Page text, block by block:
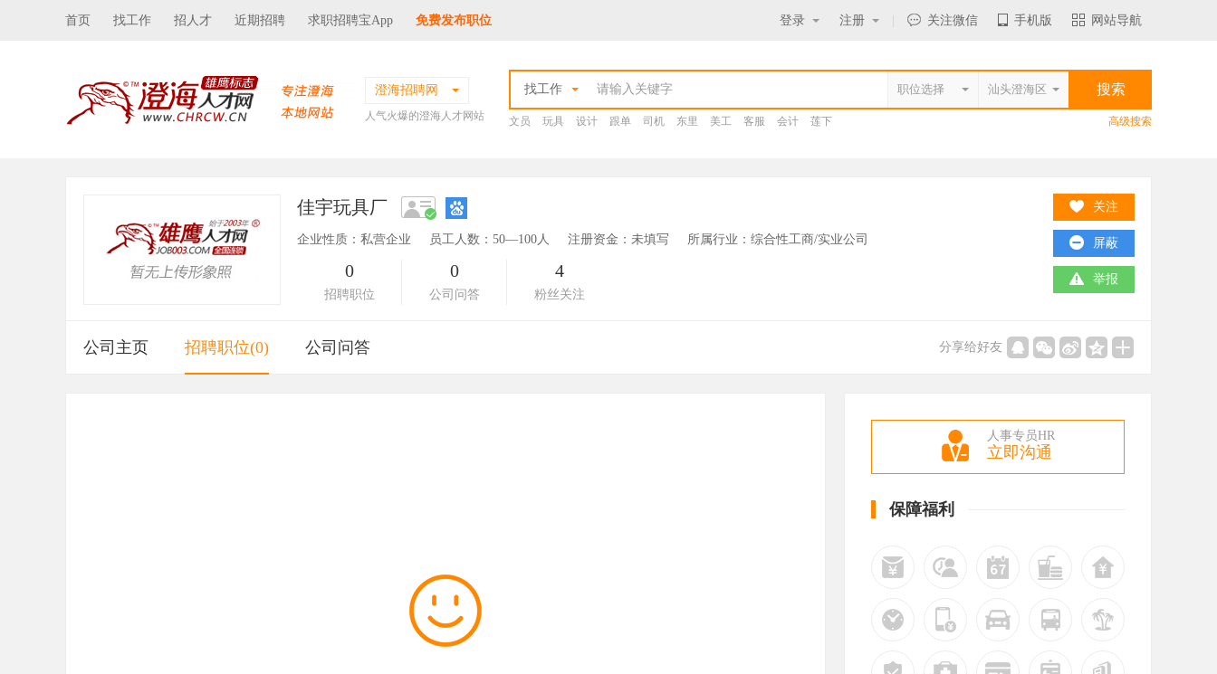
首页 找工作 招人才 近期招聘 求职招聘宝App 免费发布职位 登录 注册 关注微信 手机版 网站导航
澄海招聘网
人气火爆的澄海人才网站
找工作
文员 玩具 设计 跟单 司机 东里 美工 客服 会计 莲下 高级搜索
佳宇玩具厂
企业性质：私营企业 员工人数：50—100人 注册资金：未填写 所属行业：综合性工商/实业公司
0
招聘职位
0
公司问答
4
粉丝关注
关注
屏蔽
举报
公司主页 招聘职位(0) 公司问答 分享给好友
人事专员HR
立即沟通
保障福利